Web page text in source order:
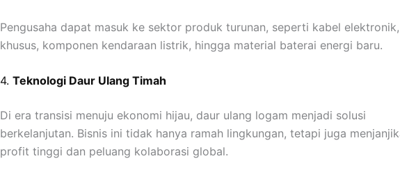
Pengusaha dapat masuk ke sektor produk turunan, seperti kabel
khusus, komponen kendaraan listrik, hingga material baterai energi baru.
4. Teknologi Daur Ulang Timah
Di era transisi menuju ekonomi hijau, daur ulang logam menjadi solusi
berkelanjutan. Bisnis ini tidak hanya ramah lingkungan, tetapi juga
profit tinggi dan peluang kolaborasi global.